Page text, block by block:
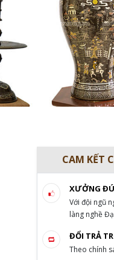
CAM KẾT
XƯỞNG
Với đội ngũ
làng nghề
ĐỔI TRẢ
Theo chính